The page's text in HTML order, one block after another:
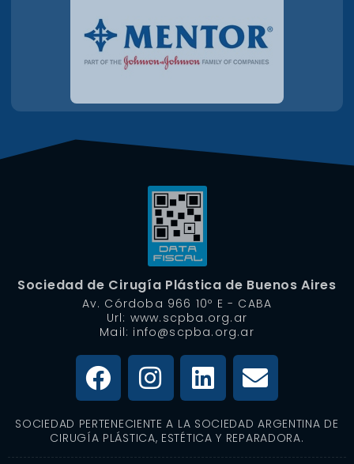
Sociedad de Cirugía Plástica de Buenos Aires
Av. Córdoba 966 10º E - CABA
Url: www.scpba.org.ar
Mail: info@scpba.org.ar
SOCIEDAD PERTENECIENTE A LA SOCIEDAD ARGENTINA DE
CIRUGÍA PLÁSTICA, ESTÉTICA Y REPARADORA.